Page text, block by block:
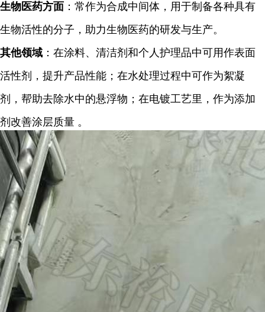
生物医药方面 ：常作为合成中间体，用于制备各种具有
生物活性的分子，助力生物医药的研发与生产。
其他领域 ：在涂料、清洁剂和个人护理品中可用作表面
活性剂，提升产品性能；在水处理过程中可作为絮凝
剂，帮助去除水中的悬浮物；在电镀工艺里，作为添加
剂改善涂层质量 。